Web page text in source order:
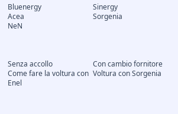
Bluenergy
Sinergy
Acea
Sorgenia
NeN
Senza accollo
Con cambio fornitore
Come fare la voltura con
Enel
Voltura con Sorgenia